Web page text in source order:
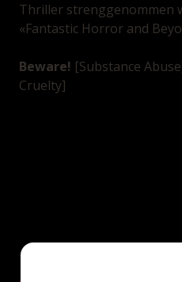
Thriller strenggenommen
«Fantastic Horror and
Beware! [Substance
Cruelty]